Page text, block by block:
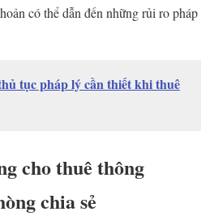
có thể dẫn đến những rủi ro pháp
tục pháp lý cần thiết khi thuê
cho thuê thông
chia sẻ